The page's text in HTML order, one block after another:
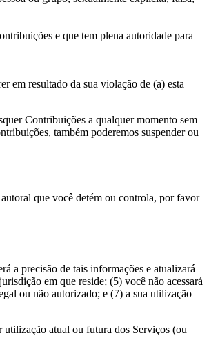
e que tem plena autoridade para
em resultado da sua violação de (a) esta
Contribuições a qualquer momento sem
também poderemos suspender ou
que você detém ou controla, por favor
a precisão de tais informações e atualizará
em que reside; (5) você não acessará
ou não autorizado; e (7) a sua utilização
utilização atual ou futura dos Serviços (ou